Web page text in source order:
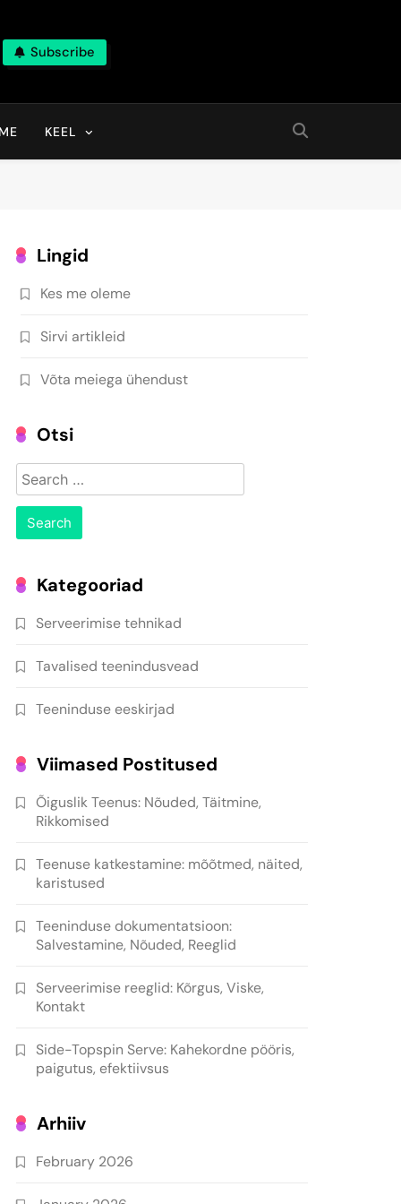
Subscribe
KEEL
Lingid
Kes me oleme
Sirvi artikleid
Võta meiega ühendust
Otsi
Search
for:
Kategooriad
Serveerimise tehnikad
Tavalised teenindusvead
Teeninduse eeskirjad
Viimased Postitused
Õiguslik Teenus: Nõuded, Täitmine,
Rikkomised
Teenuse katkestamine: mõõtmed, näited,
karistused
Teeninduse dokumentatsioon:
Salvestamine, Nõuded, Reeglid
Serveerimise reeglid: Kõrgus, Viske,
Kontakt
Side-Topspin Serve: Kahekordne pööris,
paigutus, efektiivsus
Arhiiv
February 2026